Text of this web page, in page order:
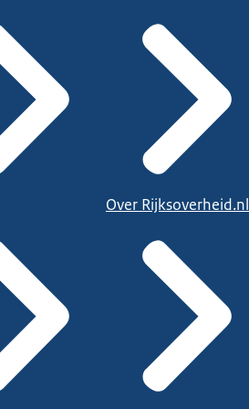
Over Rijksoverheid.nl